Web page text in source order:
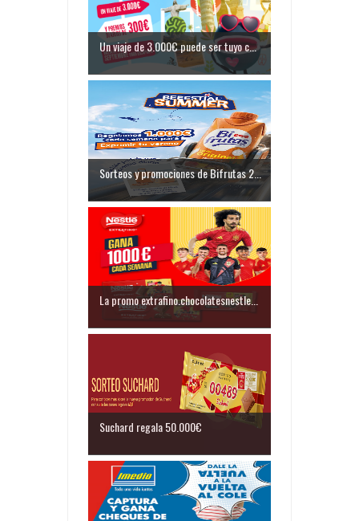
Un viaje de 3.000€ puede ser tuyo c...
Sorteos y promociones de Bifrutas 2...
La promo extrafino.chocolatesnestle...
Suchard regala 50.000€